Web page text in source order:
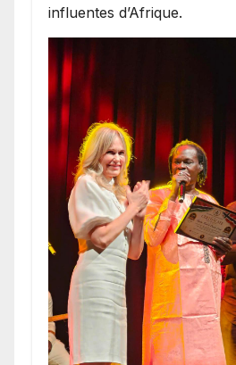
influentes d’Afrique.